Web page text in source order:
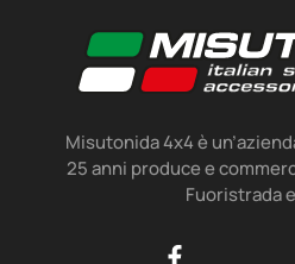
Misutonida 4x4 è
25 anni produce e
Fuoristrada